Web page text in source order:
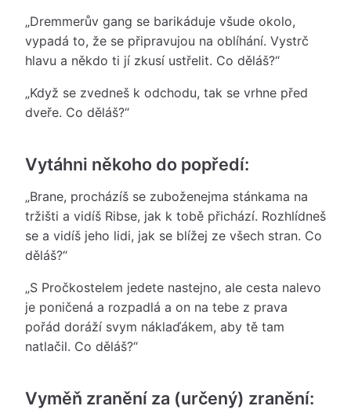
„Dremmerův gang se barikáduje všude okolo,
vypadá to, že se připravujou na oblíhání. Vystrč
hlavu a někdo ti jí zkusí ustřelit. Co děláš?“
„Když se zvedneš k odchodu, tak se vrhne před
dveře. Co děláš?“
Vytáhni někoho do popředí:
„Brane, procházíš se zuboženejma stánkama na
tržišti a vidíš Ribse, jak k tobě přichází. Rozhlídneš
se a vidíš jeho lidi, jak se blížej ze všech stran. Co
děláš?“
„S Pročkostelem jedete nastejno, ale cesta nalevo
je poničená a rozpadlá a on na tebe z prava
pořád doráží svym náklaďákem, aby tě tam
natlačil. Co děláš?“
Vyměň zranění za (určený) zranění: